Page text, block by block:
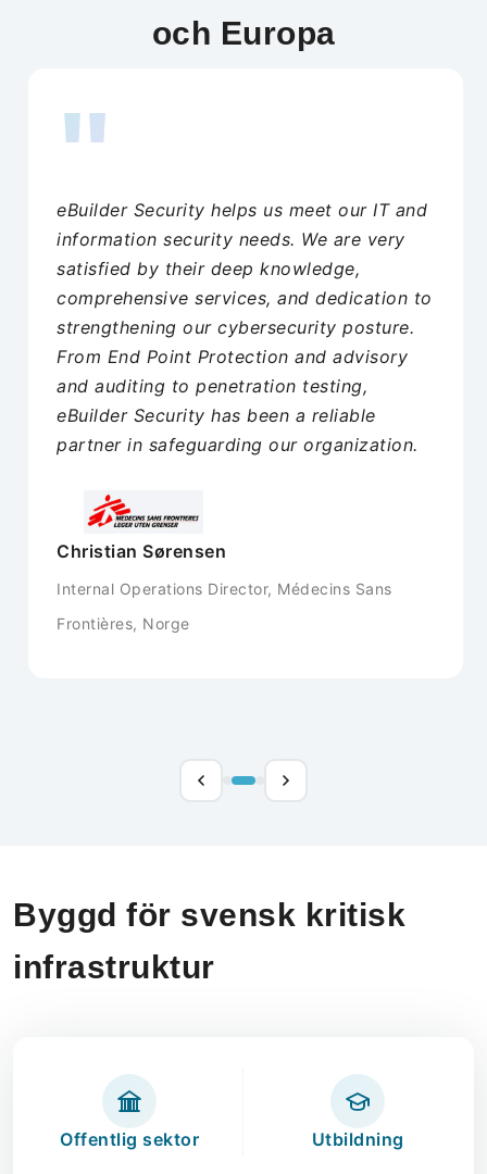
och Europa
"
eBuilder Security helps us meet our IT and
information security needs. We are very
satisfied by their deep knowledge,
comprehensive services, and dedication to
strengthening our cybersecurity posture.
From End Point Protection and advisory
and auditing to penetration testing,
eBuilder Security has been a reliable
partner in safeguarding our organization.
Christian Sørensen
Internal Operations Director, Médecins Sans
Frontières, Norge
Byggd för svensk kritisk
infrastruktur
Offentlig sektor Utbildning